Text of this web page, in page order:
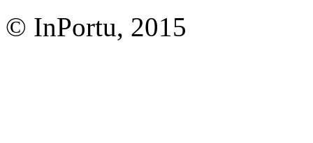
© InPortu, 2015